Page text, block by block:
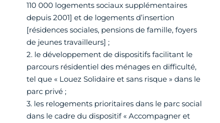
110 000 logements sociaux supplémentaires
depuis 2001] et de logements d’insertion
[résidences sociales, pensions de famille, foyers
de jeunes travailleurs] ;
2. le développement de dispositifs facilitant le
parcours résidentiel des ménages en difficulté,
tel que « Louez Solidaire et sans risque » dans le
parc privé ;
3. les relogements prioritaires dans le parc social
dans le cadre du dispositif « Accompagner et